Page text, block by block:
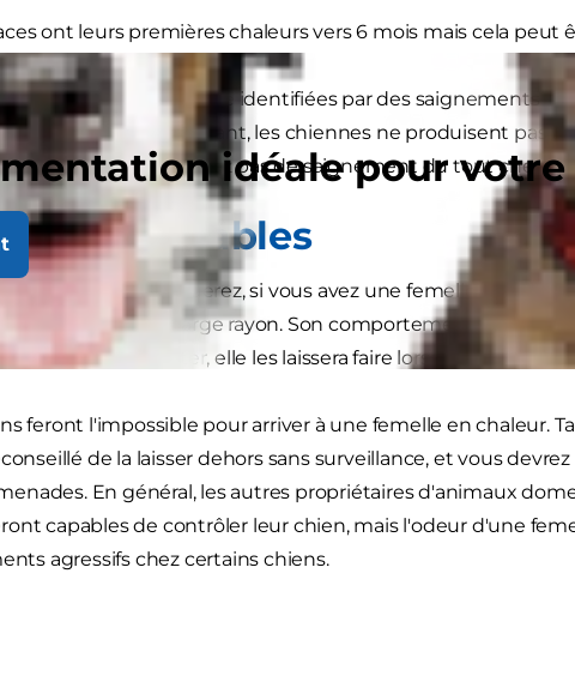
idéale pour
ont leurs premières chaleurs vers 6 mois mais cela peut
généralement être identifiées par des saignements
des urines. Cependant, les chiennes ne produisent pas
que vous ne remarquiez pas de saignement du tout chez
indésirables
que vous remarquerez, si vous avez une femelle en
dans un très large rayon. Son comportement changera
les mâles la monter, elle les laissera faire lorsqu'elle sera en
feront l'impossible pour arriver à une femelle en chaleur.
de la laisser dehors sans surveillance, et vous
En général, les autres propriétaires d'animaux
capables de contrôler leur chien, mais l'odeur d'une
agressifs chez certains chiens.